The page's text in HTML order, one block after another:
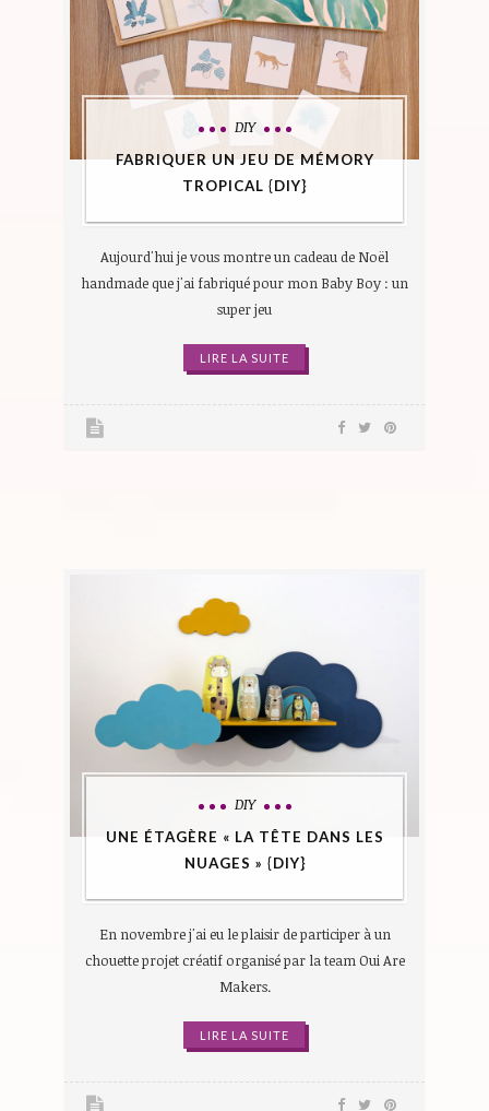
DIY
FABRIQUER UN JEU DE MÉMORY
TROPICAL {DIY}
Aujourd'hui je vous montre un cadeau de Noël
handmade que j'ai fabriqué pour mon Baby Boy : un
super jeu
LIRE LA SUITE
DIY
UNE ÉTAGÈRE « LA TÊTE DANS LES
NUAGES » {DIY}
En novembre j'ai eu le plaisir de participer à un
chouette projet créatif organisé par la team Oui Are
Makers.
LIRE LA SUITE